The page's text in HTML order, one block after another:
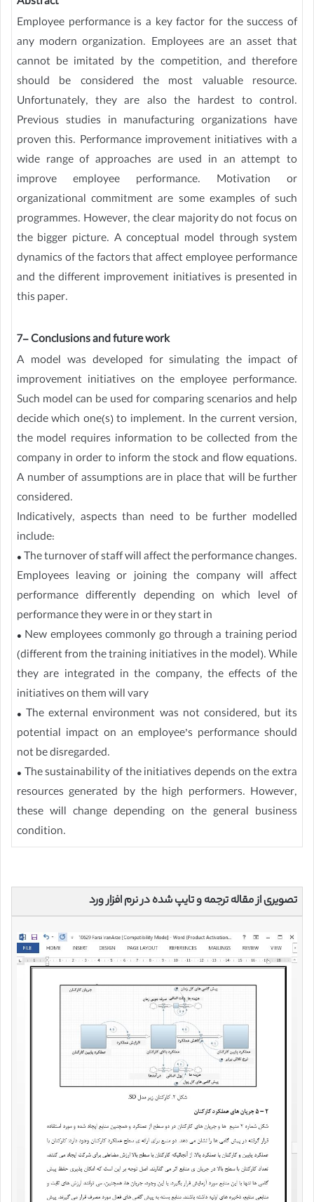
Employee performance is a key factor for the success of
any modern organization. Employees are an asset that
cannot be imitated by the competition, and therefore
should be considered the most valuable resource.
Unfortunately, they are also the hardest to control.
Previous studies in manufacturing organizations have
proven this. Performance improvement initiatives with a
wide range of approaches are used in an attempt to
improve employee performance. Motivation or
organizational commitment are some examples of such
programmes. However, the clear majority do not focus on
the bigger picture. A conceptual model through system
dynamics of the factors that affect employee performance
and the different improvement initiatives is presented in
this paper.
7- Conclusions and future work
A model was developed for simulating the impact of
improvement initiatives on the employee performance.
Such model can be used for comparing scenarios and help
decide which one(s) to implement. In the current version,
the model requires information to be collected from the
company in order to inform the stock and flow equations.
A number of assumptions are in place that will be further
considered.
Indicatively, aspects than need to be further modelled
include:
• The turnover of staff will affect the performance changes.
Employees leaving or joining the company will affect
performance differently depending on which level of
performance they were in or they start in
• New employees commonly go through a training period
(different from the training initiatives in the model). While
they are integrated in the company, the effects of the
initiatives on them will vary
• The external environment was not considered, but its
potential impact on an employee’s performance should
not be disregarded.
• The sustainability of the initiatives depends on the extra
resources generated by the high performers. However,
these will change depending on the general business
condition.
تصویری از مقاله ترجمه و تایپ شده در نرم افزار ورد